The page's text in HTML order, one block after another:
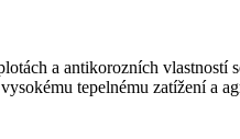
a antikorozních
tepelnému zatížení a